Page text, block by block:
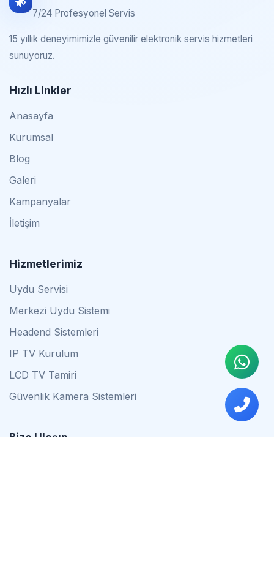
7/24 Profesyonel Servis
15 yıllık deneyimimizle güvenilir elektronik servis hizmetleri
sunuyoruz.
Hızlı Linkler
Anasayfa
Kurumsal
Blog
Galeri
Kampanyalar
İletişim
Hizmetlerimiz
Uydu Servisi
Merkezi Uydu Sistemi
Headend Sistemleri
IP TV Kurulum
LCD TV Tamiri
Güvenlik Kamera Sistemleri
Bize Ulaşın